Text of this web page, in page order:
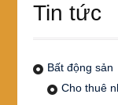
Tin tức
Bất động sản
Cho thuê